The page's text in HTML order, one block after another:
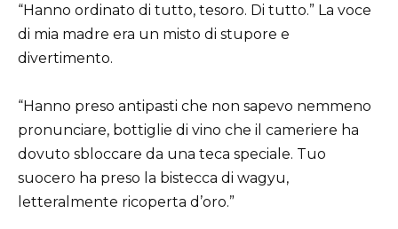
“Hanno ordinato di tutto, tesoro. Di tutto.” La voce
di mia madre era un misto di stupore e
divertimento.
“Hanno preso antipasti che non sapevo nemmeno
pronunciare, bottiglie di vino che il cameriere ha
dovuto sbloccare da una teca speciale. Tuo
suocero ha preso la bistecca di wagyu,
letteralmente ricoperta d’oro.”